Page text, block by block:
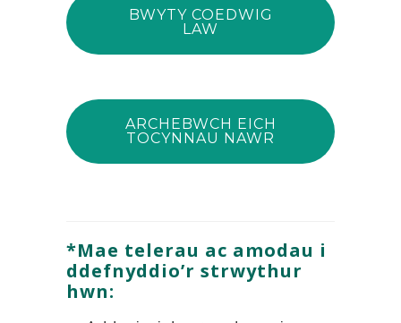
BWYTY COEDWIG
LAW
ARCHEBWCH EICH
TOCYNNAU NAWR
*Mae telerau ac amodau i
ddefnyddio’r strwythur
hwn: